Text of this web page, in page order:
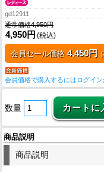
gd12911
通常価格4,950円
4,950円 (税込)
会員セール価格 4,450円 (
会員価格で購入するにはログイ
数量
商品説明
商品説明